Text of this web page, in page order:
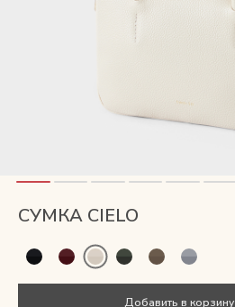
Мини-сумки и чехлы
СУМКА CIELO
Добавить в корзину